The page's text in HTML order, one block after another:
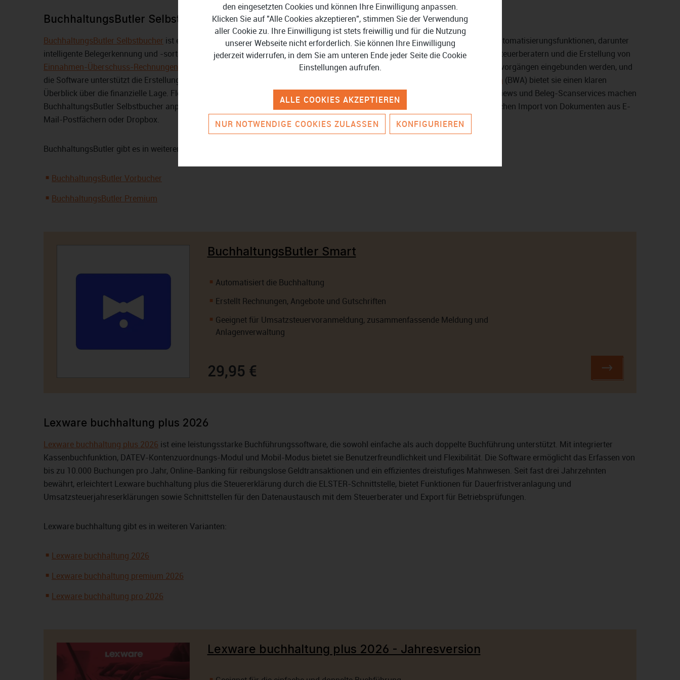
BuchhaltungsButler Selbstbucher
BuchhaltungsButler Selbstbucher ist eine cloudbasierte Software, speziell für Gründer, Freiberufler und Kleinunternehmer. Die Automatisierungsfunktionen, darunter
intelligente Belegerkennung und -sortierung, optimieren Buchungsprozesse. Die Software ermöglicht die Zusammenarbeit mit Steuerberatern und die Erstellung von
Einnahmen-Überschuss-Rechnungen
. Mehrere Tausend Anbieter können für die Organisation von Zahlungsvorgängen eingebunden werden, und
die Software unterstützt die Erstellung von Rechnungen, Angeboten und Gutschriften. Mit
betriebswirtschaftlichen Auswertungen (BWA) bietet sie einen klaren
Überblick über die finanzielle Lage. Flexible Erweiterungsmöglichkeiten inklusive kostenpflichtiger Dienstleistungen wie Belegreviews und Beleg-Scanservices machen
BuchhaltungsButler Selbstbucher anpassungsfähig an sich ändernde Anforderungen. Die Software ermöglicht zudem den einfachen Import von Dokumenten aus E-
Mail-Postfächern oder Dropbox.
BuchhaltungsButler gibt es in weiteren Varianten:
BuchhaltungsButler Vorbucher
BuchhaltungsButler Premium
BuchhaltungsButler Smart
Automatisiert die Buchhaltung
Erstellt Rechnungen, Angebote und Gutschriften
Geeignet für Umsatzsteuervoranmeldung, zusammenfassende Meldung und
Anlagenverwaltung
29,95 €
Lexware buchhaltung plus 2026
Lexware buchhaltung plus 2026 ist eine leistungsstarke Buchführungssoftware, die sowohl einfache als auch doppelte Buchführung unterstützt. Mit integrierter
Kassenbuchfunktion, DATEV-Kontenzuordnungs-Modul und Mobil-Modus bietet sie Benutzerfreundlichkeit und Flexibilität. Die Software ermöglicht das Erfassen von
bis zu 10.000 Buchungen pro Jahr, Online-Banking für reibungslose Geldtransaktionen und ein effizientes dreistufiges Mahnwesen. Seit fast drei Jahrzehnten
bewährt, erleichtert Lexware buchhaltung plus die Steuererklärung durch die ELSTER-Schnittstelle, bietet Funktionen für Dauerfristveranlagung und
Umsatzsteuerjahreserklärungen sowie Schnittstellen für den Datenaustausch mit dem Steuerberater und Export für Betriebsprüfungen.
Lexware buchhaltung gibt es in weiteren Varianten:
Lexware buchhaltung 2026
Lexware buchhaltung premium 2026
Lexware buchhaltung pro 2026
Lexware buchhaltung plus 2026 - Jahresversion
den eingesetzten Cookies und können Ihre Einwilligung anpassen.
Klicken Sie auf "Alle Cookies akzeptieren", stimmen Sie der Verwendung
aller Cookie zu. Ihre Einwilligung ist stets freiwillig und für die Nutzung
unserer Webseite nicht erforderlich. Sie können Ihre Einwilligung
jederzeit widerrufen, in dem Sie am unteren Ende jeder Seite die Cookie
Einstellungen aufrufen.
NUR NOTWENDIGE COOKIES ZULASSEN KONFIGURIEREN
ALLE COOKIES AKZEPTIEREN